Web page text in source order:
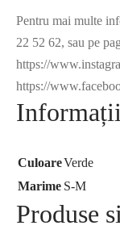
Pentru mai multe
22 52 62, sau pe
https://
https://
CuloareVerde
Marime S-M
Produse